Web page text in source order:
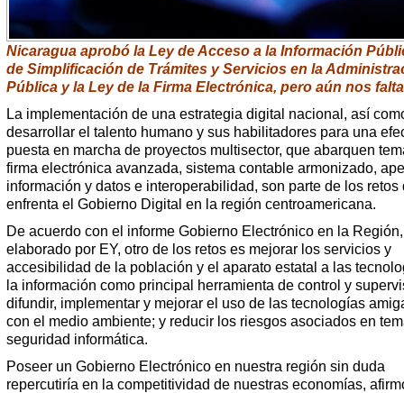
Nicaragua aprobó la Ley de Acceso a la Información
de Simplificación de Trámites y Servicios en la
Pública y la Ley de la Firma Electrónica, pero aún nos
La implementación de una estrategia digital nacional, así
desarrollar el talento humano y sus habilitadores para una
puesta en marcha de proyectos multisector, que abarquen
firma electrónica avanzada, sistema contable armonizado,
información y datos e interoperabilidad, son parte de los retos
enfrenta el Gobierno Digital en la región centroamericana.
De acuerdo con el informe Gobierno Electrónico en la Región,
elaborado por EY, otro de los retos es mejorar los servicios y
accesibilidad de la población y el aparato estatal a las
la información como principal herramienta de control y
difundir, implementar y mejorar el uso de las tecnologías
con el medio ambiente; y reducir los riesgos asociados en
seguridad informática.
Poseer un Gobierno Electrónico en nuestra región sin duda
repercutiría en la competitividad de nuestras economías,